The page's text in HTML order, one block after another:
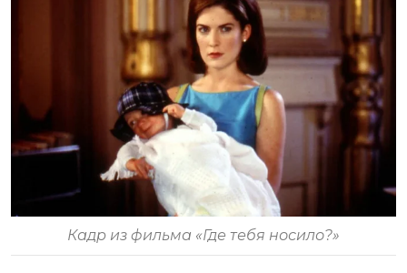
Кадр из фильма «Где тебя носило?»